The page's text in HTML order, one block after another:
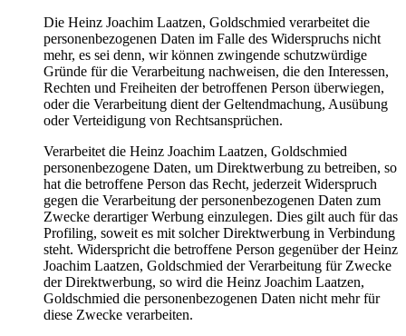
Die Heinz Joachim Laatzen, Goldschmied verarbeitet die
personenbezogenen Daten im Falle des Widerspruchs nicht
mehr, es sei denn, wir können zwingende schutzwürdige
Gründe für die Verarbeitung nachweisen, die den Interessen,
Rechten und Freiheiten der betroffenen Person überwiegen,
oder die Verarbeitung dient der Geltendmachung, Ausübung
oder Verteidigung von Rechtsansprüchen.
Verarbeitet die Heinz Joachim Laatzen, Goldschmied
personenbezogene Daten, um Direktwerbung zu betreiben, so
hat die betroffene Person das Recht, jederzeit Widerspruch
gegen die Verarbeitung der personenbezogenen Daten zum
Zwecke derartiger Werbung einzulegen. Dies gilt auch für das
Profiling, soweit es mit solcher Direktwerbung in Verbindung
steht. Widerspricht die betroffene Person gegenüber der Heinz
Joachim Laatzen, Goldschmied der Verarbeitung für Zwecke
der Direktwerbung, so wird die Heinz Joachim Laatzen,
Goldschmied die personenbezogenen Daten nicht mehr für
diese Zwecke verarbeiten.